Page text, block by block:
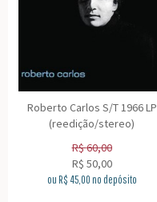
Roberto Carlos S/T 1966 LP
(reedição/stereo)
R$60,00
R$ 50,00
ou R$ 45,00no depósito